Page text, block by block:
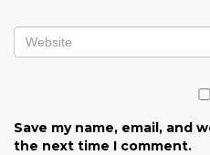
Save my name, email, and
the next time I comment.